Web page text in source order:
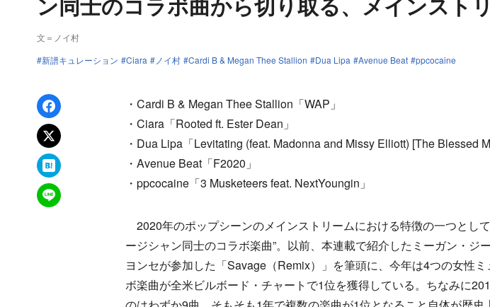
文＝ノイ村
新譜キュレーション
Ciara ノイ村 Cardi B & Megan Thee Stallion Dua Lipa Avenue Beat ppcocaine
Facebookでシェア
xでポスト
はてなブックマーク
LINEで送る
・Cardi B & Megan Thee Stallion「WAP」
・Ciara「Rooted ft. Ester Dean」
・Dua Lipa「Levitating (feat. Madonna and Missy Elliott) [The Blessed
・Avenue Beat「F2020」
・ppcocaine「3 Musketeers feat. NextYoungin」
2020年のポップシーンのメインストリームにおける特徴の一つとし
ージシャン同士のコラボ楽曲”。以前、本連載で紹介したミーガン・ジ
ヨンセが参加した「Savage（Remix）」を筆頭に、今年は4つの女性
ボ楽曲が全米ビルボード・チャートで1位を獲得している。ちなみに